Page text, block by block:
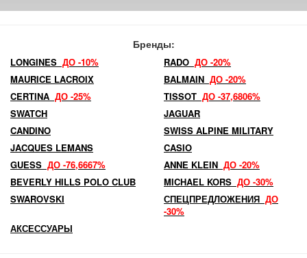
Бренды:
LONGINES ДО -10% RADO ДО -20%
MAURICE LACROIX
BALMAIN ДО -20%
CERTINA ДО -25% TISSOT ДО -37,6806%
SWATCH
JAGUAR
CANDINO
SWISS ALPINE MILITARY
JACQUES LEMANS
CASIO
GUESS ДО -76,6667% ANNE KLEIN ДО -20%
BEVERLY HILLS POLO CLUB
MICHAEL KORS ДО -30%
SWAROVSKI
СПЕЦПРЕДЛОЖЕНИЯ ДО
-30%
АКСЕССУАРЫ